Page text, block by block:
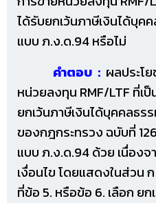
ได้รับยกเว้นภาษีเงินได้บุค
แบบ ภ.ง.ด.94 หรือไม่
คำตอบ : ผลประโ
หน่วยลงทุน RMF/LTF ที่เป็
ยกเว้นภาษีเงินได้บุคคลธร
ของกฎกระทรวง ฉบับที่
แบบ ภ.ง.ด.94 ด้วย เนื่องจ
เงื่อนไข โดยแสดงในส่วน
ที่ข้อ 5. หรือข้อ 6. เลือก ยก